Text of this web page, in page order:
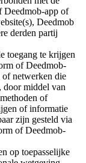
Deedmob-app of
Deedmob
derden partij
toegang te krijgen
of Deedmob-
of netwerken die
door middel van
of
of informatie
zijn gesteld via
of Deedmob-
op toepasselijke